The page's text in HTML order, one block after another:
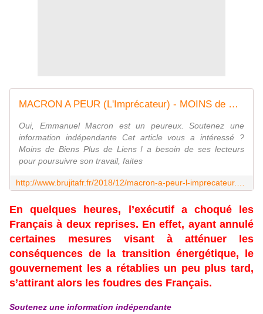
MACRON A PEUR (L'Imprécateur) - MOINS de BIENS PLUS de LIENS
Oui, Emmanuel Macron est un peureux. Soutenez une
information indépendante Cet article vous a intéressé ?
Moins de Biens Plus de Liens ! a besoin de ses lecteurs
pour poursuivre son travail, faites
En quelques heures, l’exécutif a choqué les
Français à deux reprises. En effet, ayant annulé
certaines mesures visant à atténuer les
conséquences de la transition énergétique, le
gouvernement les a rétablies un peu plus tard,
s’attirant alors les foudres des Français.
Soutenez une information indépendante